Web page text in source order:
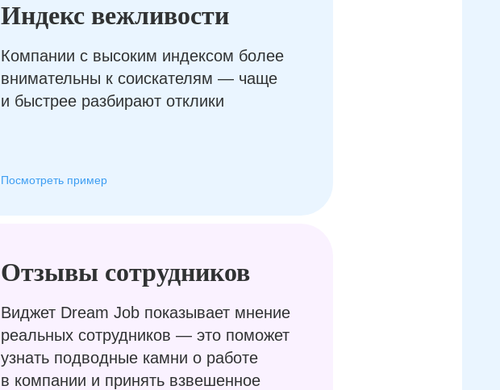
Отзывы сотрудников
Виджет Dream Job показывает мнение
реальных сотрудников — это поможет
узнать подводные камни о работе
в компании и принять взвешенное
Индекс вежливости
Компании с высоким индексом более
внимательны к соискателям — чаще
и быстрее разбирают отклики
Посмотреть пример